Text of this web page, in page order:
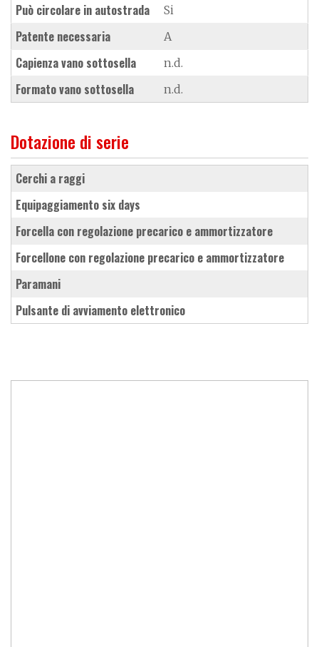
Può circolare in autostrada Si
Patente necessaria A
Capienza vano sottosella n.d.
Formato vano sottosella n.d.
Dotazione di serie
cerchi a raggi
equipaggiamento six days
forcella con regolazione precarico e ammortizzatore
forcellone con regolazione precarico e ammortizzatore
paramani
pulsante di avviamento elettronico